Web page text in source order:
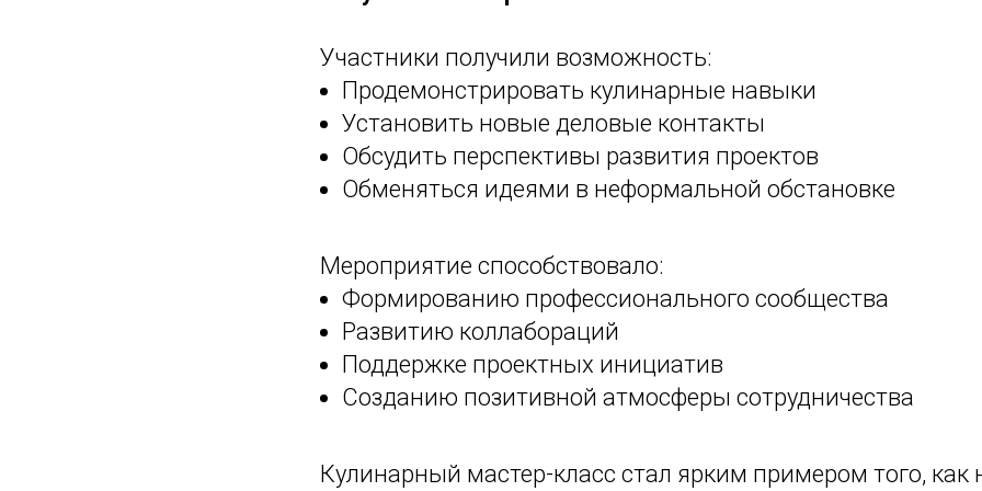
Участники получили возможность:
Продемонстрировать кулинарные навыки
Установить новые деловые контакты
Обсудить перспективы развития проектов
Обменяться идеями в неформальной обстановке
Мероприятие способствовало:
Формированию профессионального сообщества
Развитию коллабораций
Поддержке проектных инициатив
Созданию позитивной атмосферы сотрудничества
Кулинарный мастер-класс стал ярким примером того, как